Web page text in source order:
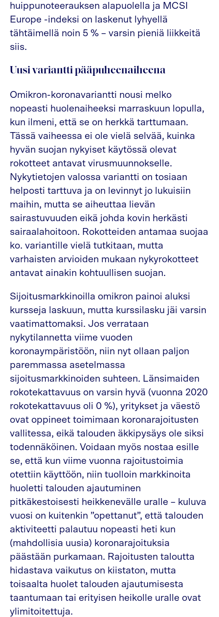
huippunoteerauksen alapuolella ja MCSI
Europe -indeksi on laskenut lyhyellä
tähtäimellä noin 5 % – varsin pieniä liikkeitä
siis.
Uusi variantti pääpuheenaiheena
Omikron-koronavariantti nousi melko
nopeasti huolenaiheeksi marraskuun lopulla,
kun ilmeni, että se on herkkä tarttumaan.
Tässä vaiheessa ei ole vielä selvää, kuinka
hyvän suojan nykyiset käytössä olevat
rokotteet antavat virusmuunnokselle.
Nykytietojen valossa variantti on tosiaan
helposti tarttuva ja on levinnyt jo lukuisiin
maihin, mutta se aiheuttaa lievän
sairastuvuuden eikä johda kovin herkästi
sairaalahoitoon. Rokotteiden antamaa suojaa
ko. variantille vielä tutkitaan, mutta
varhaisten arvioiden mukaan nykyrokotteet
antavat ainakin kohtuullisen suojan.
Sijoitusmarkkinoilla omikron painoi aluksi
kursseja laskuun, mutta kurssilasku jäi varsin
vaatimattomaksi. Jos verrataan
nykytilannetta viime vuoden
koronaympäristöön, niin nyt ollaan paljon
paremmassa asetelmassa
sijoitusmarkkinoiden suhteen. Länsimaiden
rokotekattavuus on varsin hyvä (vuonna 2020
rokotekattavuus oli 0 %), yritykset ja väestö
ovat oppineet toimimaan koronarajoitusten
vallitessa, eikä talouden äkkipysäys ole siksi
todennäköinen. Voidaan myös nostaa esille
se, että kun viime vuonna rajoitustoimia
otettiin käyttöön, niin tuolloin markkinoita
huoletti talouden ajautuminen
pitkäkestoisesti heikkenevälle uralle – kuluva
vuosi on kuitenkin ”opettanut”, että talouden
aktiviteetti palautuu nopeasti heti kun
(mahdollisia uusia) koronarajoituksia
päästään purkamaan. Rajoitusten taloutta
hidastava vaikutus on kiistaton, mutta
toisaalta huolet talouden ajautumisesta
taantumaan tai erityisen heikolle uralle ovat
ylimitoitettuja.